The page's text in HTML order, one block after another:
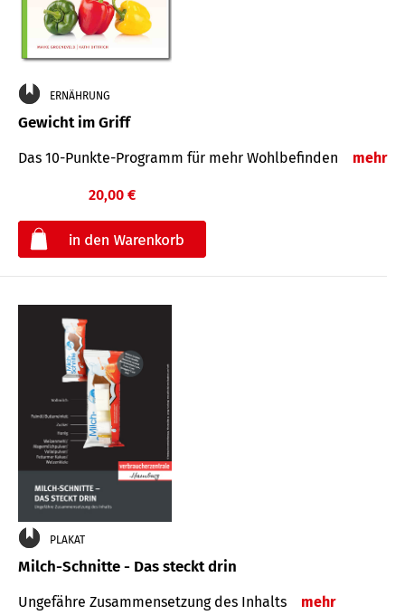
ERNÄHRUNG
Gewicht im Griff
Das 10-Punkte-Programm für mehr Wohlbefinden mehr
20,00 €
PLAKAT
Milch-Schnitte - Das steckt drin
Ungefähre Zu­sammen­setzung des Inhalts mehr